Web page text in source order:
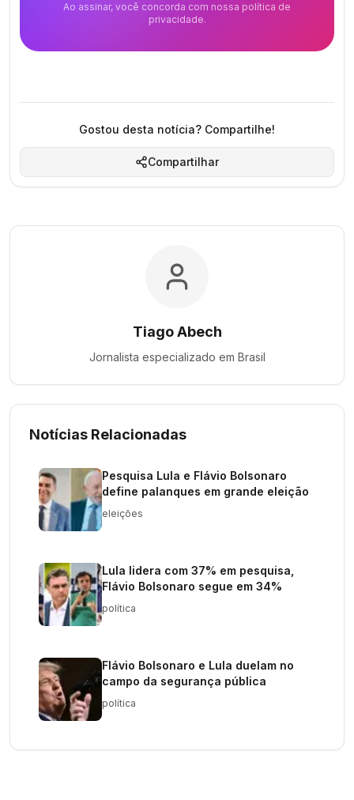
Ao assinar, você concorda com nossa política de
privacidade.
Gostou desta notícia? Compartilhe!
Compartilhar
Tiago Abech
Jornalista especializado em Brasil
Notícias Relacionadas
Pesquisa Lula e Flávio Bolsonaro
define palanques em grande eleição
eleições
Lula lidera com 37% em pesquisa,
Flávio Bolsonaro segue em 34%
política
Flávio Bolsonaro e Lula duelam no
campo da segurança pública
política